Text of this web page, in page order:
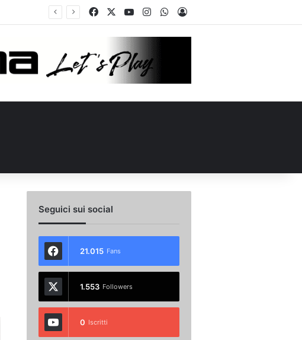
FacebookYou TubeInstagramWhatsApp
Accedi
Seguici sui social
21.015 Fans
1.553 Followers
0 Iscritti